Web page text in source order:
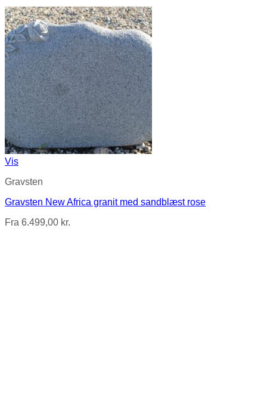
Vis
Gravsten
Gravsten New Africa granit med sandblæst rose
Fra 6.499,00 kr.